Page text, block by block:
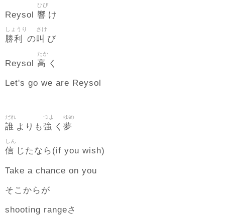
Reysol 響
ひび
け
勝利
しょうり
の叫
さけ
び
Reysol 高
たか
く
Let's go we are Reysol
誰
だれ
よりも強
つよ
く 夢
ゆめ
信
しん
じたなら(if you wish)
Take a chance on you
そこからが
shooting rangeさ